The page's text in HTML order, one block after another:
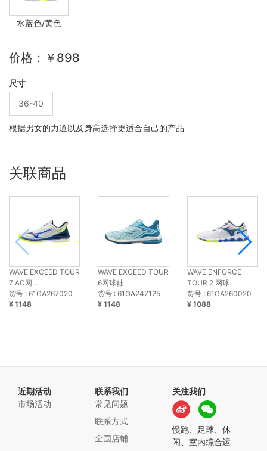
水蓝色/黄色
价格：￥898
尺寸
36-40
根据男女的力道以及身高选择更适合自己的产品
关联商品
WAVE EXCEED TOUR
7 AC网...
货号 : 61GA267020
¥ 1148
WAVE EXCEED TOUR
6网球鞋
货号 : 61GA247125
¥ 1148
WAVE ENFORCE
TOUR 2 网球...
货号 : 61GA260020
¥ 1088
近期活动
市场活动
联系我们
常见问题
联系方式
全国店铺
关注我们
慢跑、足球、休
闲、室内综合运